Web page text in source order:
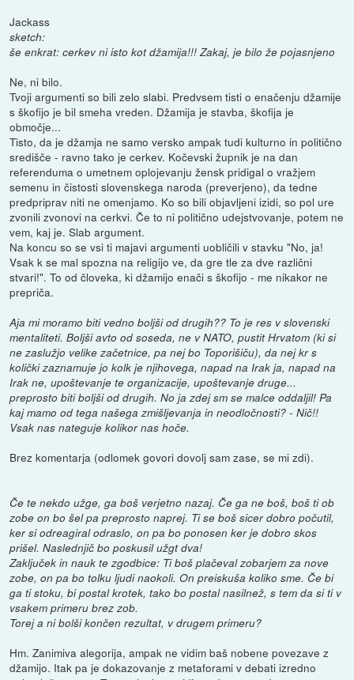
Jackass
sketch:
še enkrat: cerkev ni isto kot džamija!!! Zakaj, je bilo že pojasnjeno
Ne, ni bilo.
Tvoji argumenti so bili zelo slabi. Predvsem tisti o enačenju džamije
s škofijo je bil smeha vreden. Džamija je stavba, škofija je
območje...
Tisto, da je džamja ne samo versko ampak tudi kulturno in politično
središče - ravno tako je cerkev. Kočevski župnik je na dan
referenduma o umetnem oplojevanju žensk pridigal o vražjem
semenu in čistosti slovenskega naroda (preverjeno), da tedne
predpriprav niti ne omenjamo. Ko so bili objavljeni izidi, so pol ure
zvonili zvonovi na cerkvi. Če to ni politično udejstvovanje, potem ne
vem, kaj je. Slab argument.
Na koncu so se vsi ti majavi argumenti uobličili v stavku "No, ja!
Vsak k se mal spozna na religijo ve, da gre tle za dve različni
stvari!". To od človeka, ki džamijo enači s škofijo - me nikakor ne
prepriča.
Aja mi moramo biti vedno boljši od drugih?? To je res v slovenski
mentaliteti. Boljši avto od soseda, ne v NATO, pustit Hrvatom (ki si
ne zaslužjo velike začetnice, pa nej bo Toporišiču), da nej kr s
količki zaznamuje jo kolk je njihovega, napad na Irak ja, napad na
Irak ne, upoštevanje te organizacije, upoštevanje druge...
preprosto biti boljši od drugih. No ja zdej sm se malce oddaljil! Pa
kaj mamo od tega našega zmišljevanja in neodločnosti? - Nič!!
Vsak nas nateguje kolikor nas hoče.
Brez komentarja (odlomek govori dovolj sam zase, se mi zdi).
Če te nekdo užge, ga boš verjetno nazaj. Če ga ne boš, boš ti ob
zobe on bo šel pa preprosto naprej. Ti se boš sicer dobro počutil,
ker si odreagiral odraslo, on pa bo ponosen ker je dobro skos
prišel. Naslednjič bo poskusil užgt dva!
Zaključek in nauk te zgodbice: Ti boš plačeval zobarjem za nove
zobe, on pa bo tolku ljudi naokoli. On preiskuša koliko sme. Če bi
ga ti stoku, bi postal krotek, tako bo postal nasilnež, s tem da si ti v
vsakem primeru brez zob.
Torej a ni bolši končen rezultat, v drugem primeru?
Hm. Zanimiva alegorija, ampak ne vidim baš nobene povezave z
džamijo. Itak pa je dokazovanje z metaforami v debati izredno